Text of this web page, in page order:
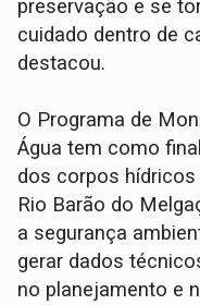
preservação e se
cuidado dentro de
destacou.
O Programa de
Água tem como
dos corpos hídricos
Rio Barão do
a segurança
gerar dados
no planejamento e